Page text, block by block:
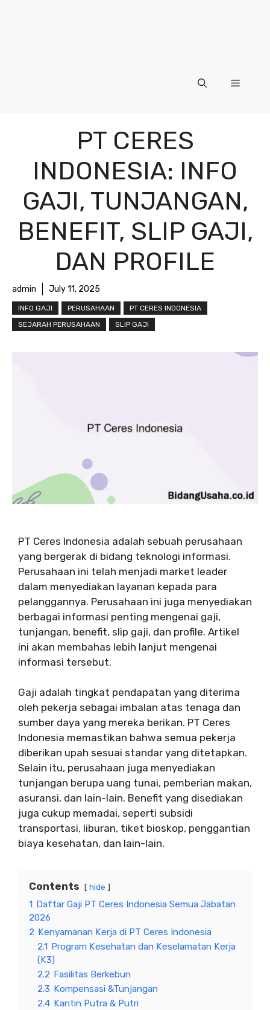
Menu
PT CERES
INDONESIA: INFO
GAJI, TUNJANGAN,
BENEFIT, SLIP GAJI,
DAN PROFILE
admin July 11, 2025
INFO GAJI PERUSAHAAN
PT CERES INDONESIA
SEJARAH PERUSAHAAN
SLIP GAJI
PT Ceres Indonesia adalah sebuah perusahaan
yang bergerak di bidang teknologi informasi.
Perusahaan ini telah menjadi market leader
dalam menyediakan layanan kepada para
pelanggannya. Perusahaan ini juga menyediakan
berbagai informasi penting mengenai gaji,
tunjangan, benefit, slip gaji, dan profile. Artikel
ini akan membahas lebih lanjut mengenai
informasi tersebut.
Gaji adalah tingkat pendapatan yang diterima
oleh pekerja sebagai imbalan atas tenaga dan
sumber daya yang mereka berikan. PT Ceres
Indonesia memastikan bahwa semua pekerja
diberikan upah sesuai standar yang ditetapkan.
Selain itu, perusahaan juga menyediakan
tunjangan berupa uang tunai, pemberian makan,
asuransi, dan lain-lain. Benefit yang disediakan
juga cukup memadai, seperti subsidi
transportasi, liburan, tiket bioskop, penggantian
biaya kesehatan, dan lain-lain.
Contents hide
1 Daftar Gaji PT Ceres Indonesia Semua Jabatan
2026
2 Kenyamanan Kerja di PT Ceres Indonesia
2.1 Program Kesehatan dan Keselamatan Kerja
(K3)
2.2 Fasilitas Berkebun
2.3 Kompensasi &Tunjangan
2.4 Kantin Putra & Putri